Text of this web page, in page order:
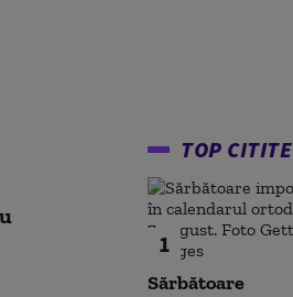
TOP CITITE
1
Sărbătoare